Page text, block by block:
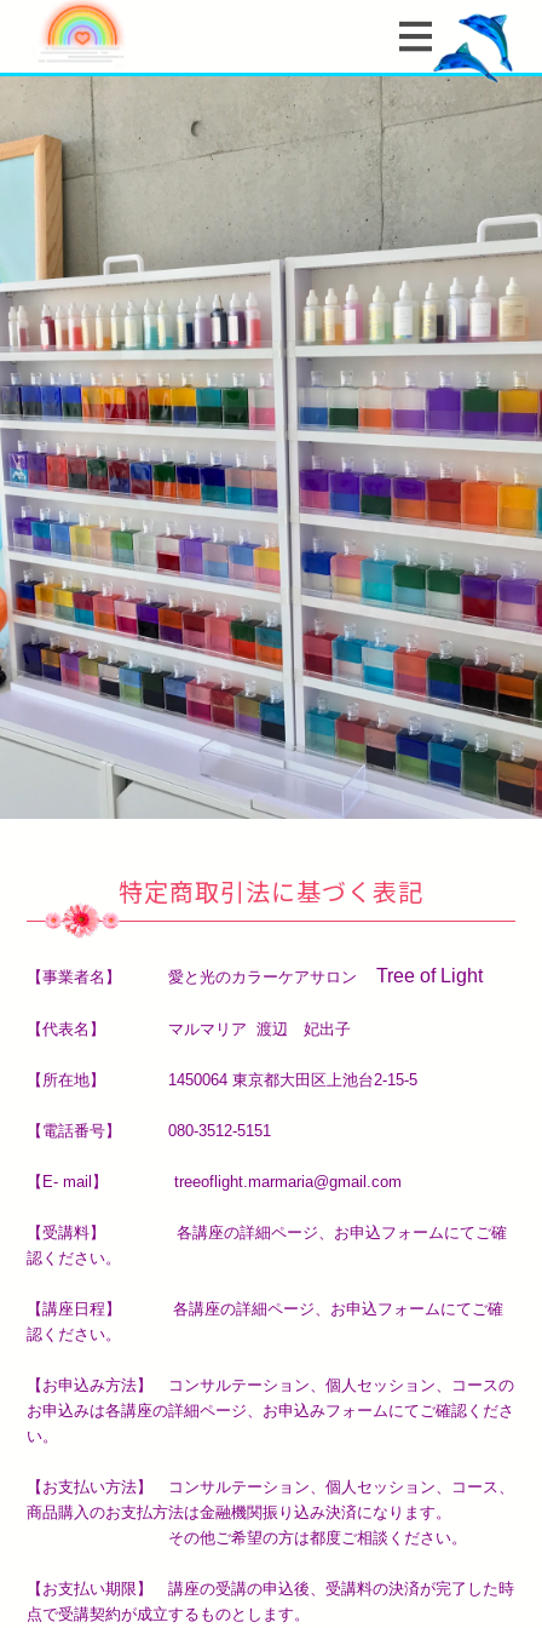
特定商取引法に基づく表記
【事業者名】 愛と光のカラーケアサロン Tree of Light
【代表名】 マルマリア 渡辺 妃出子
【所在地】 1450064 東京都大田区上池台2-15-5
【電話番号】 080-3512-5151
【E- mail】 treeoflight.marmaria@gmail.com
【受講料】 各講座の詳細ページ、お申込フォームにてご確
認ください。
【講座日程】 各講座の詳細ページ、お申込フォームにてご確
認ください。
【お申込み方法】 コンサルテーション、個人セッション、コースの
お申込みは各講座の詳細ページ、お申込みフォームにてご確認くださ
い。
【お支払い方法】 コンサルテーション、個人セッション、コース、
商品購入のお支払方法は金融機関振り込み決済になります。
その他ご希望の方は都度ご相談ください。
【お支払い期限】講座の受講の申込後、受講料の決済が完了した時
点で受講契約が成立するものとします。